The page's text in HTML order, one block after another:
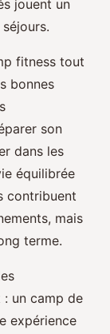
jouent un
fitness tout
bonnes
son
dans les
équilibrée
contribuent
mais
terme.
un camp de
expérience